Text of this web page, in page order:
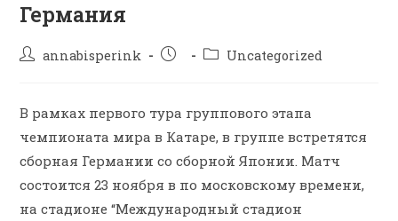
Германия
annabisperink Uncategorized
В рамках первого тура группового этапа
чемпионата мира в Катаре, в группе встретятся
сборная Германии со сборной Японии. Матч
состоится 23 ноября в по московскому времени,
на стадионе “Международный стадион